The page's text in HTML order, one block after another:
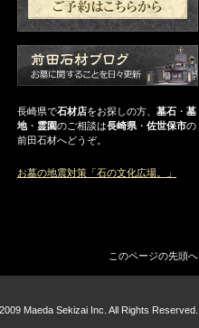
長崎県で石材店をお探しの方、 墓石 ・ 墓
地・ 霊園のご相談は長崎県 ・ 佐世保市の
前田石材へどうぞ。
お墓の地震対策「石の文化広場。」
このページの先頭へ
Maeda Sekizai Inc. All Rights Reserved.